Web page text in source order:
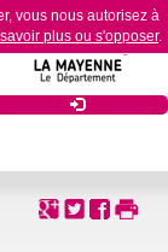
vous nous autorisez à
plus ou s'opposer.